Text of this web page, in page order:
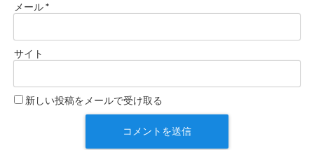
メール*
サイト
新しい投稿をメールで受け取る